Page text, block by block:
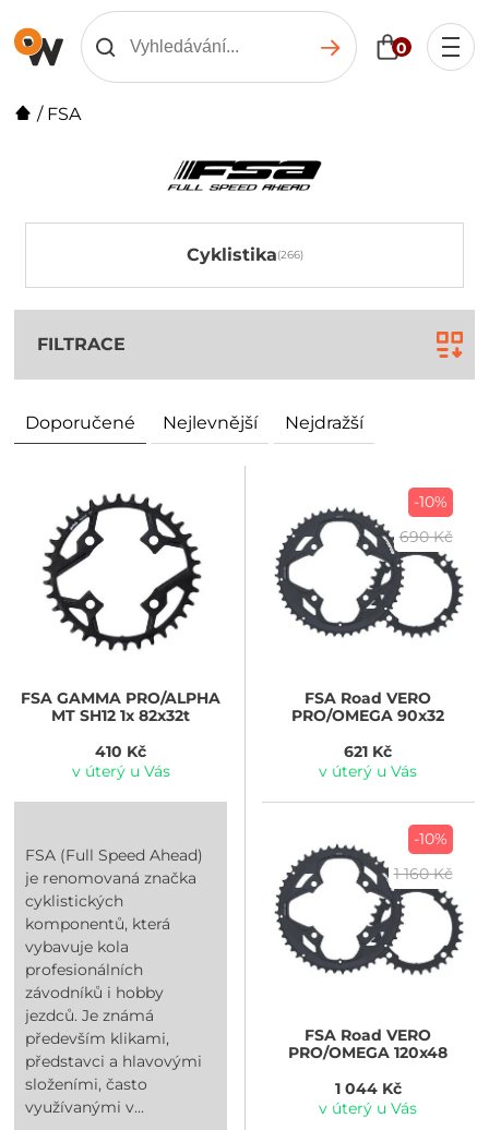
0
/ FSA
Cyklistika
FILTRACE
Doporučené Nejlevnější Nejdražší
FSA GAMMA PRO/ALPHA
MT SH12 1x 82x32t
410 Kč
v úterý u Vás
-10%
690 Kč
FSA Road VERO
PRO/OMEGA 90x32
621 Kč
v úterý u Vás
FSA (Full Speed Ahead)
je renomovaná značka
cyklistických
komponentů, která
vybavuje kola
profesionálních
závodníků i hobby
jezdců. Je známá
především klikami,
představci a hlavovými
složeními, často
využívanými v...
-10%
1 160 Kč
FSA Road VERO
PRO/OMEGA 120x48
1 044 Kč
v úterý u Vás